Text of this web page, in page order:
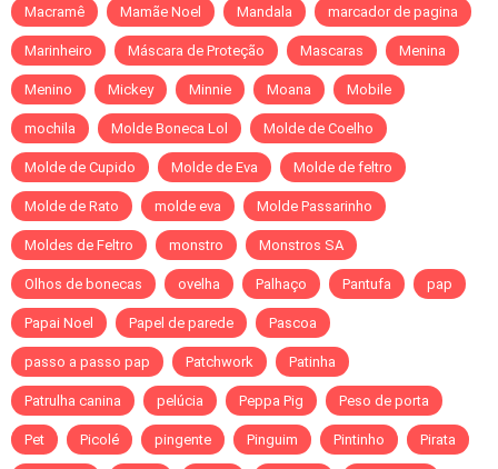
Macramê Mamãe Noel Mandala marcador de pagina
Marinheiro Máscara de Proteção Mascaras Menina
Menino Mickey Minnie Moana Mobile
mochila Molde Boneca Lol Molde de Coelho
Molde de Cupido Molde de Eva Molde de feltro
Molde de Rato molde eva Molde Passarinho
Moldes de Feltro monstro Monstros SA
Olhos de bonecas ovelha Palhaço Pantufa pap
Papai Noel Papel de parede Pascoa
passo a passo pap Patchwork Patinha
Patrulha canina pelúcia Peppa Pig Peso de porta
Pet Picolé pingente Pinguim Pintinho Pirata